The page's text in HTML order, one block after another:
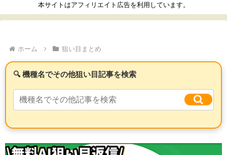
本サイトはアフィリエイト広告を利用しています。
ホーム 狙い目まとめ